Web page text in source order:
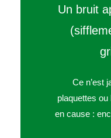
Un bruit
Ce n’est
plaquettes
en cause :